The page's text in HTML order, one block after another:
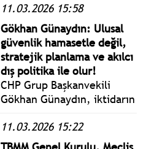
durdurmasını öngören
kararı kabul etti. 13 oyla
kabul edilen kararda,
İran’dan 7 ülkeye yönelik
saldırıları durdurması
istendi.
11.03.2026 15:58
Gökhan Günaydın: Ulusal
güvenlik hamasetle değil,
stratejik planlama ve akılcı
dış politika ile olur!
CHP Grup Başkanvekili
Gökhan Günaydın, iktidarın
bağımsızlığı ve savunma
sanayisindeki politikalarını
11.03.2026 15:22